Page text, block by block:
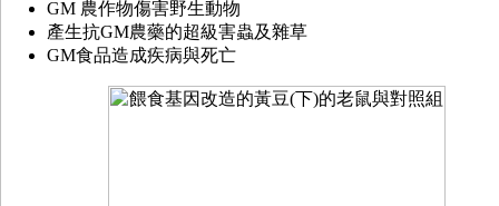
GM 農作物傷害野生動物
產生抗GM農藥的超級害蟲及雜草
GM食品造成疾病與死亡